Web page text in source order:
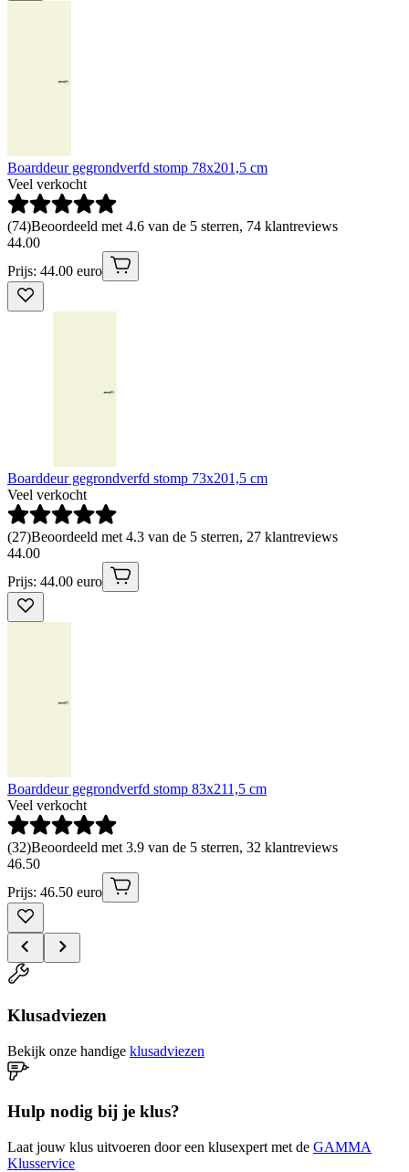
Boarddeur gegrondverfd stomp 78x201,5 cm
Veel verkocht
(74)Beoordeeld met 4.6 van de 5 sterren, 74 klantreviews
44.00
Prijs: 44.00 euro
Boarddeur gegrondverfd stomp 73x201,5 cm
Veel verkocht
(27)Beoordeeld met 4.3 van de 5 sterren, 27 klantreviews
44.00
Prijs: 44.00 euro
Boarddeur gegrondverfd stomp 83x211,5 cm
Veel verkocht
(32)Beoordeeld met 3.9 van de 5 sterren, 32 klantreviews
46.50
Prijs: 46.50 euro
Klusadviezen
Bekijk onze handige klusadviezen
Hulp nodig bij je klus?
Laat jouw klus uitvoeren door een klusexpert met de GAMMA
Klusservice